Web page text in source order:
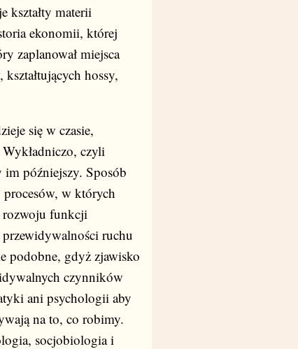
kształty materii
ekonomii, której
zaplanował miejsca
hossy,
się w czasie,
czyli
późniejszy. Sposób
w których
rozwoju funkcji
ruchu
podobne, gdyż zjawisko
czynników
ani psychologii aby
na to, co robimy.
socjobiologia i